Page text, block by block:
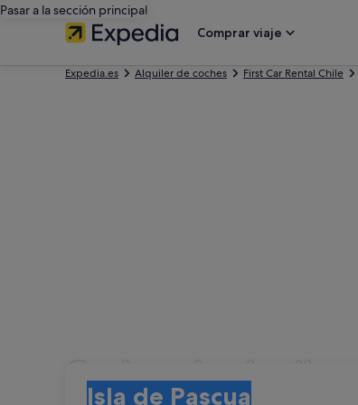
Pasar a la sección principal
Comprar viaje
Expedia.es Alquiler de coches First Car Rental Chile
Coches de
Isla de Pascua